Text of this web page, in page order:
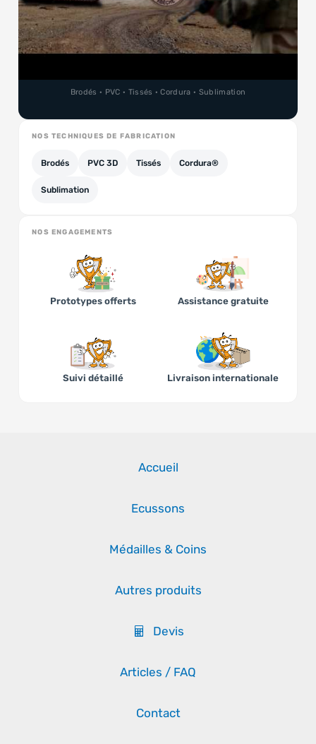
Brodés · PVC · Tissés · Cordura · Sublimation
NOS TECHNIQUES DE FABRICATION
Brodés PVC 3D Tissés Cordura®
Sublimation
NOS ENGAGEMENTS
Prototypes offerts Assistance gratuite
Suivi détaillé Livraison internationale
Accueil
Ecussons
Médailles & Coins
Autres produits
Devis
Articles / FAQ
Contact